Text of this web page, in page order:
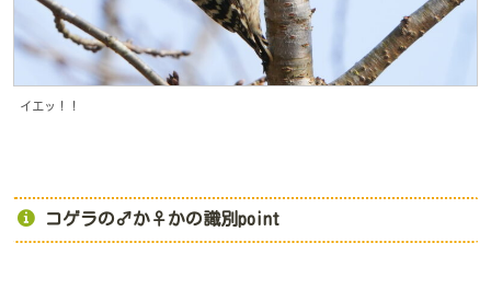
イエッ！！
コゲラの♂か♀かの識別point